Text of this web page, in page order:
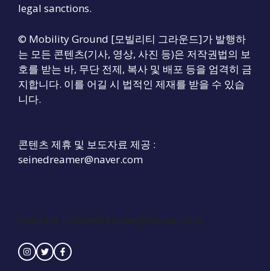
legal sanctions.
© Mobility Ground [모빌리티 그라운드]가 발행하
는 모든 콘텐츠(기사, 영상, 사진 등)은 저작권법의 보
호를 받는 바, 무단 전제, 복사 및 배포 등을 엄격히 금
지합니다. 이를 어길 시 법적인 제재를 받을 수 있습
니다.
콘텐츠 제휴 및 보도자료 제공 :
seinedreamer@naver.com
Contact : seinedreamer@naver.com